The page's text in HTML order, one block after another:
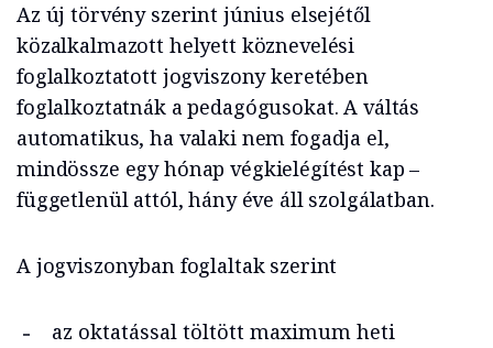
Az új törvény szerint június elsejétől
közalkalmazott helyett köznevelési
foglalkoztatott jogviszony keretében
foglalkoztatnák a pedagógusokat. A váltás
automatikus, ha valaki nem fogadja el,
mindössze egy hónap végkielégítést kap –
függetlenül attól, hány éve áll szolgálatban.
A jogviszonyban foglaltak szerint
az oktatással töltött maximum heti